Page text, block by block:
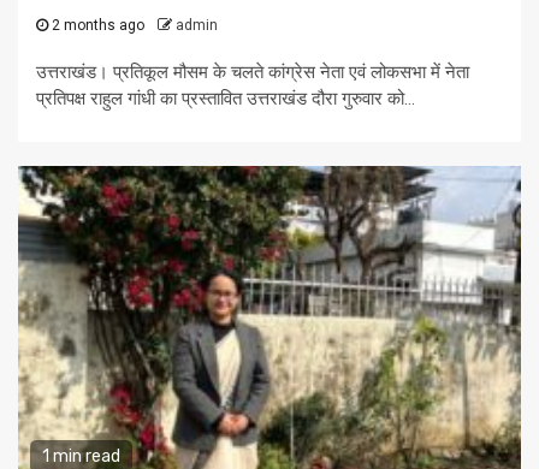
2 months ago admin
उत्तराखंड। प्रतिकूल मौसम के चलते कांग्रेस नेता एवं लोकसभा में नेता
प्रतिपक्ष राहुल गांधी का प्रस्तावित उत्तराखंड दौरा गुरुवार को...
1 min read